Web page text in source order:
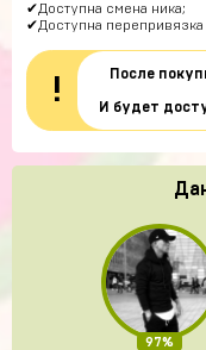
✔Доступна смена ника;
✔Доступна перепривязка
!
После
И будет
97%